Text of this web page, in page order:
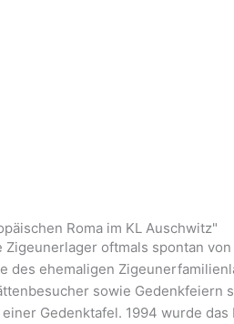
Roma im KL Auschwitz"
Zigeunerlager oftmals spontan
des ehemaligen
sowie
Gedenktafel. 1994 wurde